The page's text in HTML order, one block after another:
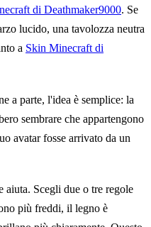
di Deathmaker9000. Se
lucido, una tavolozza neutra
a Skin Minecraft di
a parte, l'idea è semplice: la
sembrare che appartengono
avatar fosse arrivato da un
aiuta. Scegli due o tre regole
più freddi, il legno è